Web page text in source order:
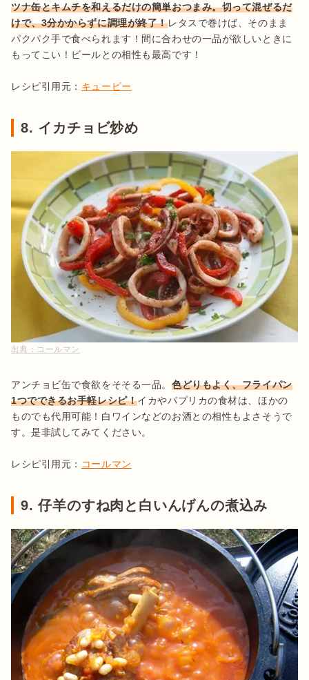
ツナ缶とキムチを和えるだけの簡単おつまみ。切って混ぜるだ
けで、3分かからずに調理が終了！レタスで巻けば、そのまま
パクパク手で食べられます！間に合わせの一品が欲しいときに
もってこい！ビールとの相性も最高です！
レシピ引用元： キューピー
8. イカチョビ炒め
出典： コールマン
アンチョビ缶で食欲をそそる一品。 色どりもよく、フライパン
1つでできるお手軽レシピ！イカやパプリカの食材は、ほかの
ものでも代用可能！白ワインなどのお酒との相性もよさそうで
す。是非試してみてください。
レシピ引用元： コールマン
9. 仔羊のすね肉と白いんげんの煮込み